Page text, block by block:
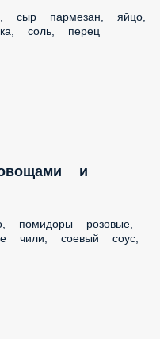
сыр пармезан, яйцо,
соль, перец
и
помидоры розовые,
чили, соевый соус,